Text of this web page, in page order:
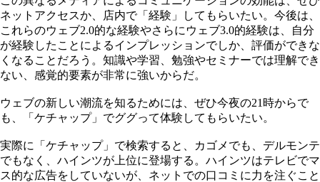
ネットアクセスか、店内で「経験」してもらいたい。今後は、
これらのウェブ2.0的な経験やさらにウェブ3.0的経験は、自分
が経験したことによるインプレッションでしか、評価ができな
くなることだろう。知識や学習、勉強やセミナーでは理解でき
ない、感覚的要素が非常に強いからだ。
ウェブの新しい潮流を知るためには、ぜひ今夜の21時からで
も、「ケチャップ」でググって体験してもらいたい。
実際に「ケチャップ」で検索すると、カゴメでも、デルモンテ
でもなく、ハインツが上位に登場する。ハインツはテレビでマ
ス的な広告をしていないが、ネットでの口コミに力を注ぐこと